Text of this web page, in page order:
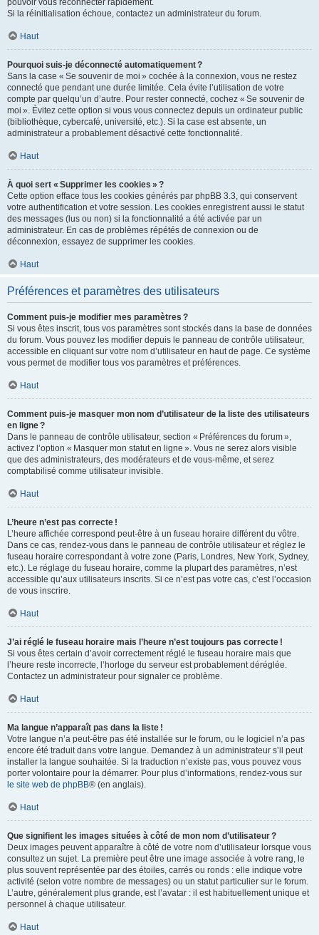
pouvoir vous reconnecter rapidement.
Si la réinitialisation échoue, contactez un administrateur du forum.
Haut
Pourquoi suis-je déconnecté automatiquement ?
Sans la case « Se souvenir de moi » cochée à la connexion, vous ne restez
connecté que pendant une durée limitée. Cela évite l’utilisation de votre
compte par quelqu’un d’autre. Pour rester connecté, cochez « Se souvenir de
moi ». Évitez cette option si vous vous connectez depuis un ordinateur public
(bibliothèque, cybercafé, université, etc.). Si la case est absente, un
administrateur a probablement désactivé cette fonctionnalité.
Haut
À quoi sert « Supprimer les cookies » ?
Cette option efface tous les cookies générés par phpBB 3.3, qui conservent
votre authentification et votre session. Les cookies enregistrent aussi le statut
des messages (lus ou non) si la fonctionnalité a été activée par un
administrateur. En cas de problèmes répétés de connexion ou de
déconnexion, essayez de supprimer les cookies.
Haut
Préférences et paramètres des utilisateurs
Comment puis-je modifier mes paramètres ?
Si vous êtes inscrit, tous vos paramètres sont stockés dans la base de données
du forum. Vous pouvez les modifier depuis le panneau de contrôle utilisateur,
accessible en cliquant sur votre nom d’utilisateur en haut de page. Ce système
vous permet de modifier tous vos paramètres et préférences.
Haut
Comment puis-je masquer mon nom d’utilisateur de la liste des utilisateurs
en ligne ?
Dans le panneau de contrôle utilisateur, section « Préférences du forum »,
activez l’option « Masquer mon statut en ligne ». Vous ne serez alors visible
que des administrateurs, des modérateurs et de vous-même, et serez
comptabilisé comme utilisateur invisible.
Haut
L’heure n’est pas correcte !
L’heure affichée correspond peut-être à un fuseau horaire différent du vôtre.
Dans ce cas, rendez-vous dans le panneau de contrôle utilisateur et réglez le
fuseau horaire correspondant à votre zone (Paris, Londres, New York, Sydney,
etc.). Le réglage du fuseau horaire, comme la plupart des paramètres, n’est
accessible qu’aux utilisateurs inscrits. Si ce n’est pas votre cas, c’est l’occasion
de vous inscrire.
Haut
J’ai réglé le fuseau horaire mais l’heure n’est toujours pas correcte !
Si vous êtes certain d’avoir correctement réglé le fuseau horaire mais que
l’heure reste incorrecte, l’horloge du serveur est probablement déréglée.
Contactez un administrateur pour signaler ce problème.
Haut
Ma langue n’apparaît pas dans la liste !
Votre langue n’a peut-être pas été installée sur le forum, ou le logiciel n’a pas
encore été traduit dans votre langue. Demandez à un administrateur s’il peut
installer la langue souhaitée. Si la traduction n’existe pas, vous pouvez vous
porter volontaire pour la démarrer. Pour plus d’informations, rendez-vous sur
le site web de phpBB® (en anglais).
Haut
Que signifient les images situées à côté de mon nom d’utilisateur ?
Deux images peuvent apparaître à côté de votre nom d’utilisateur lorsque vous
consultez un sujet. La première peut être une image associée à votre rang, le
plus souvent représentée par des étoiles, carrés ou ronds : elle indique votre
activité (selon votre nombre de messages) ou un statut particulier sur le forum.
L’autre, généralement plus grande, est l’avatar : il est habituellement unique et
personnel à chaque utilisateur.
Haut